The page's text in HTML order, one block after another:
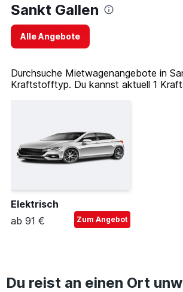
Sankt Gallen
Alle Angebote
Durchsuche Mietwagenangebote in
Kraftstofftyp. Du kannst aktuell 1
Elektrisch
ab 91 €
Zum Angebot
Du reist an einen Ort